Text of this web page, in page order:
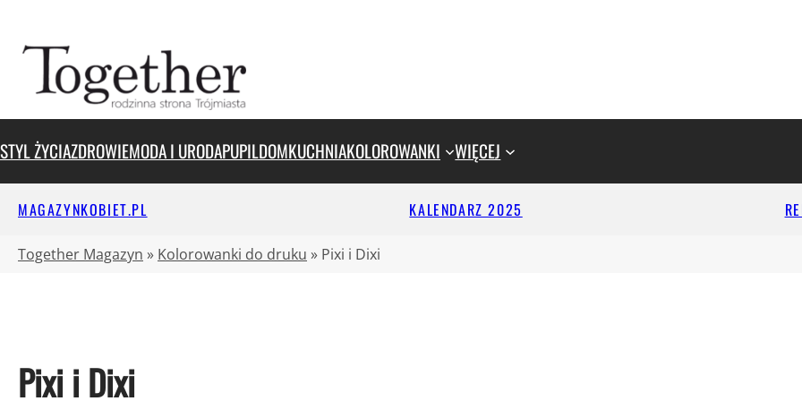
treści
STYL ŻYCIAZDROWIEMODA I URODAPUPILDOMKUCHNIAKOLOROWANKI WIĘCEJ
MAGAZYNKOBIET.PL KALENDARZ 2025
Together Magazyn » Kolorowanki do druku » Pixi i Dixi
Pixi i Dixi